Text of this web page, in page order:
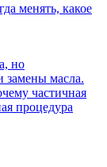
менять, какое
но
замены масла.
частичная
процедура